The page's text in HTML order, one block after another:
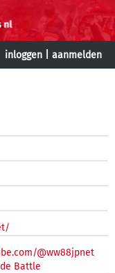
inloggen aanmelden
@ww88jpnet
Battle